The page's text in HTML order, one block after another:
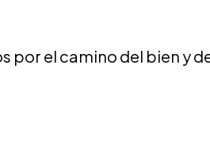
por el camino del bien y